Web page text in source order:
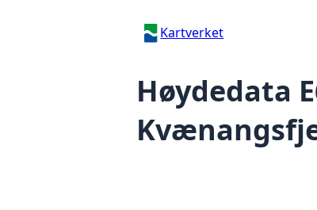
Kartverket
Høydedata